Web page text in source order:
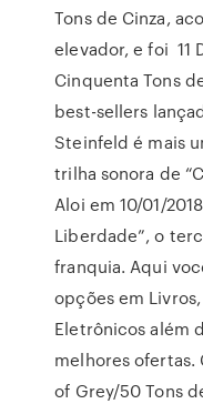
Tons de Cinza,
elevador, e foi 11
Cinquenta Tons
best-sellers
Steinfeld é mais
trilha sonora de
Aloi em 10/01/
Liberdade”, o
franquia. Aqui
opções em
Eletrônicos além
melhores ofertas.
of Grey/50 Tons